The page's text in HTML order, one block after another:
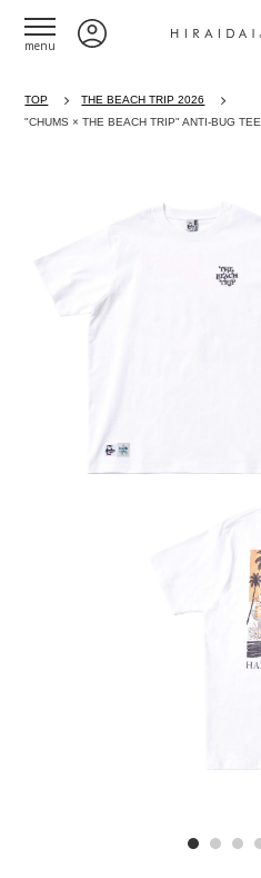
menu
TOP
THE BEACH TRIP 2026
"CHUMS × THE BEACH TRIP" ANTI-BUG TEE